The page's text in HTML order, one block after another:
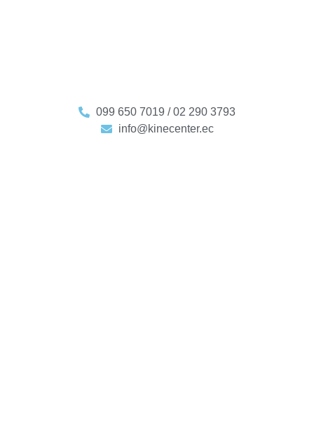
099 650 7019 / 02 290 3793
info@kinecenter.ec